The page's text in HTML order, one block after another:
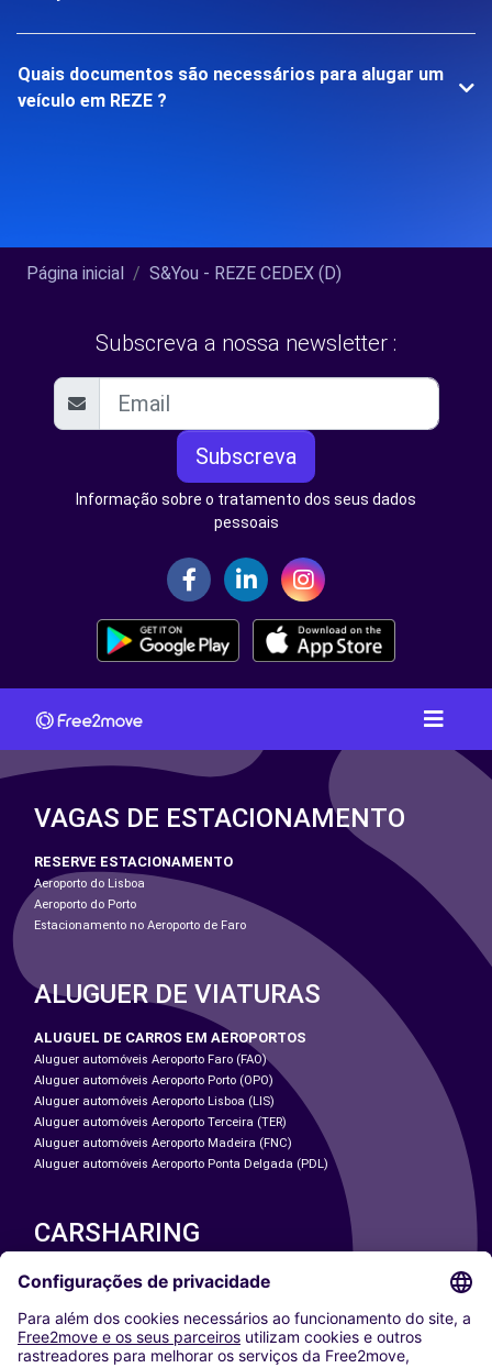
Quais documentos são necessários para alugar um
veículo em REZE ?
Página inicial S&You - REZE CEDEX (D)
Subscreva a nossa newsletter :
Subscreva
Informação sobre o tratamento dos seus dados
pessoais
VAGAS DE ESTACIONAMENTO
RESERVE ESTACIONAMENTO
Aeroporto do Lisboa
Aeroporto do Porto
Estacionamento no Aeroporto de Faro
ALUGUER DE VIATURAS
ALUGUEL DE CARROS EM AEROPORTOS
Aluguer automóveis Aeroporto Faro (FAO)
Aluguer automóveis Aeroporto Porto (OPO)
Aluguer automóveis Aeroporto Lisboa (LIS)
Aluguer automóveis Aeroporto Terceira (TER)
Aluguer automóveis Aeroporto Madeira (FNC)
Aluguer automóveis Aeroporto Ponta Delgada (PDL)
CARSHARING
NOSSAS CIDADES
Washington DC
Milan
Rome